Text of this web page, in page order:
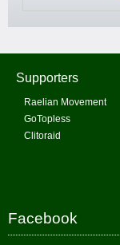
Supporters
Raelian Movement
GoTopless
Clitoraid
Facebook